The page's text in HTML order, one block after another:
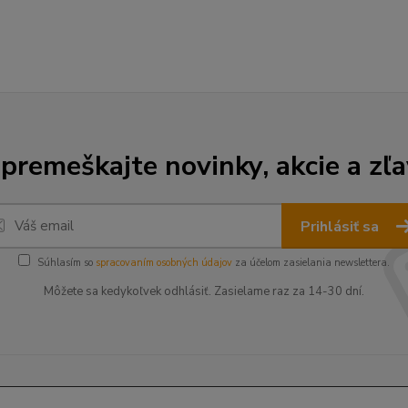
novinky, akcie a
Prihlásiť sa
Súhlasím so spracovaním osobných údajov za účelom zasielania newslettera.
Môžete sa kedykoľvek odhlásiť. Zasielame raz za 14-30 dní.